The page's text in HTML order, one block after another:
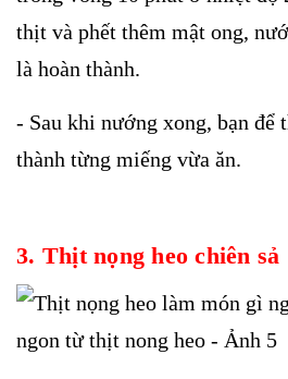
thịt và phết thêm mật ong,
là hoàn thành.
- Sau khi nướng xong, bạn để
thành từng miếng vừa ăn.
3. Thịt nọng heo chiên sả